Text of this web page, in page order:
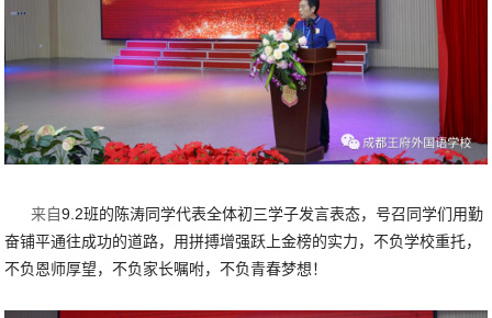
来自9.2班的陈涛同学代表全体初三学子发言表态，号召同学们用勤
奋铺平通往成功的道路，用拼搏增强跃上金榜的实力，不负学校重托，
不负恩师厚望，不负家长嘱咐，不负青春梦想！